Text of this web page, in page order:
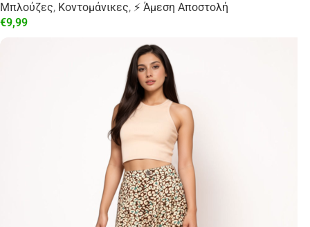
Μπλούζες, Κοντομάνικες, ⚡ Άμεση Αποστολή
€9,99